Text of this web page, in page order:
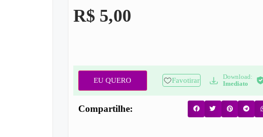
R$ 5,00
EU QUERO Favotirar
Download:
Imediato
Compartilhe: